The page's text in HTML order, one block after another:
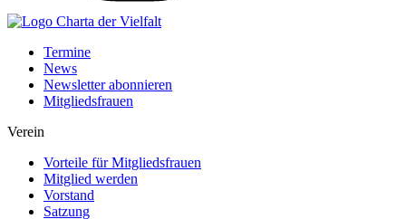
Termine
News
Newsletter abonnieren
Mitgliedsfrauen
Verein
Vorteile für Mitgliedsfrauen
Mitglied werden
Vorstand
Satzung